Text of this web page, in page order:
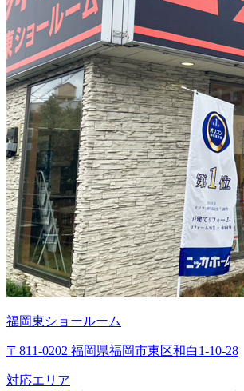
福岡東ショールーム
〒811-0202 福岡県福岡市東区和白1-10-28
対応エリア